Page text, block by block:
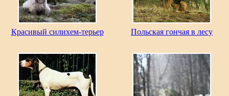
Красивый силихем-терьер Польская гончая в лесу